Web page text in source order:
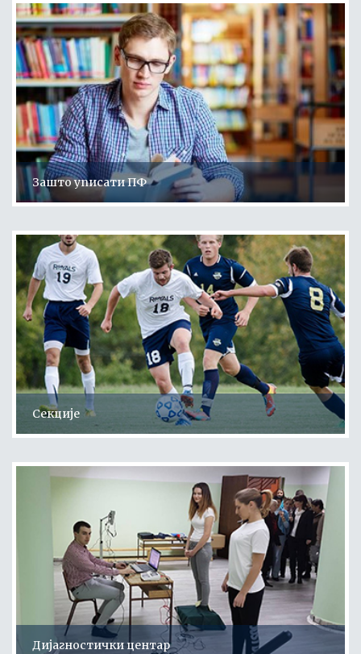
Зашто уписати ПФ
Секције
Дијагностички центар